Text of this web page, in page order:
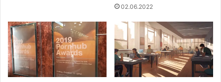
02.06.2022